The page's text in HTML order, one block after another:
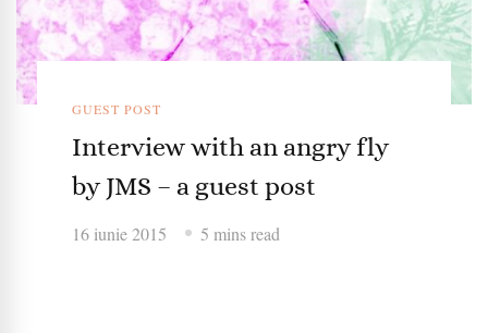
GUEST POST
Interview with an angry fly
by JMS – a guest post
16 iunie 2015 5 mins read